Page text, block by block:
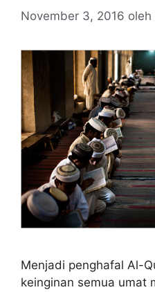
November 3, 2016 oleh
Menjadi penghafal Al-
keinginan semua umat